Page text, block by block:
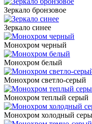
Зеркало бронзовое
Зеркало синее
Монохром черный
Монохром белый
Монохром светло-серый
Монохром теплый серый
Монохром холодный